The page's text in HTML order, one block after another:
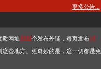
稳定的外链
，最终使搜索引擎收录带
质网址3332个发布外链，每页发布10
些地方。更奇妙的是，这一切都是免
更多公告...